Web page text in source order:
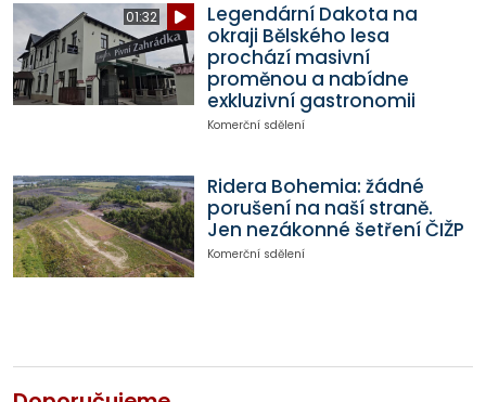
01:32
Legendární Dakota na
okraji Bělského lesa
prochází masivní
proměnou a nabídne
exkluzivní gastronomii
Komerční sdělení
Ridera Bohemia: žádné
porušení na naší straně.
Jen nezákonné šetření ČIŽP
Komerční sdělení